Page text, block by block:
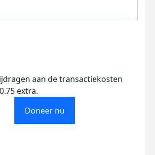
aan de transactiekosten
extra.
Doneer nu